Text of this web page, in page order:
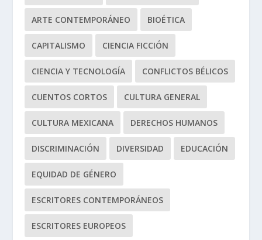
ARTE CONTEMPORÁNEO BIOÉTICA
CAPITALISMO CIENCIA FICCIÓN
CIENCIA Y TECNOLOGÍA CONFLICTOS BÉLICOS
CUENTOS CORTOS CULTURA GENERAL
CULTURA MEXICANA DERECHOS HUMANOS
DISCRIMINACIÓN DIVERSIDAD EDUCACIÓN
EQUIDAD DE GÉNERO
ESCRITORES CONTEMPORÁNEOS
ESCRITORES EUROPEOS